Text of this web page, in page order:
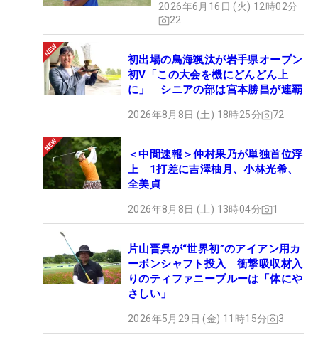
2026年6月16日 (火) 12時02分
22
初出場の鳥海颯汰が岩手県オープン
初V「この大会を機にどんどん上
に」 シニアの部は宮本勝昌が連覇
2026年8月8日 (土) 18時25分 72
＜中間速報＞仲村果乃が単独首位浮
上 1打差に吉澤柚月、小林光希、
全美貞
2026年8月8日 (土) 13時04分 1
片山晋呉が“世界初”のアイアン用カ
ーボンシャフト投入 衝撃吸収材入
りのティファニーブルーは「体にや
さしい」
2026年5月29日 (金) 11時15分 3